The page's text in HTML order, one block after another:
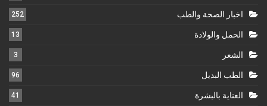
اخبار الصحة والطب 252
الحمل والولادة 13
الشعر 3
الطب البديل 96
العناية بالبشرة 41